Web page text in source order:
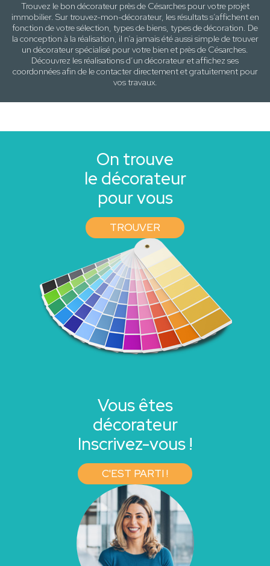
Trouvez le bon décorateur près de Césarchespour votre projet
immobilier. Sur trouvez-mon-décorateur, les résultats s’affichent en
fonction de votre sélection, types de biens, types de décoration. De
la conception à la réalisation, il n’a jamais été aussi simple de trouver
un décorateur spécialisé pour votre bien et près de Césarches.
Découvrez les réalisations d’un décorateur et affichez ses
coordonnées afin de le contacter directement et gratuitement pour
vos travaux.
On trouve
le décorateur
pour vous
TROUVER
Vous êtes
décorateur
Inscrivez-vous !
C'EST PARTI !